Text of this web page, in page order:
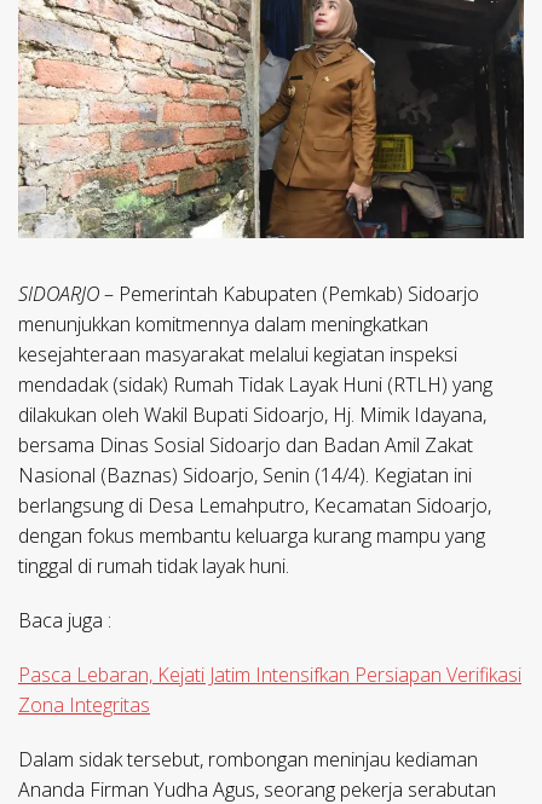
SIDOARJO– Pemerintah Kabupaten (Pemkab) Sidoarjo
menunjukkan komitmennya dalam meningkatkan
kesejahteraan masyarakat melalui kegiatan inspeksi
mendadak (sidak) Rumah Tidak Layak Huni (RTLH) yang
dilakukan oleh Wakil Bupati Sidoarjo, Hj. Mimik Idayana,
bersama Dinas Sosial Sidoarjo dan Badan Amil Zakat
Nasional (Baznas) Sidoarjo, Senin (14/4). Kegiatan ini
berlangsung di Desa Lemahputro, Kecamatan Sidoarjo,
dengan fokus membantu keluarga kurang mampu yang
tinggal di rumah tidak layak huni.
Baca juga :
Pasca Lebaran, Kejati Jatim Intensifkan Persiapan Verifikasi
Zona Integritas
Dalam sidak tersebut, rombongan meninjau kediaman
Ananda Firman Yudha Agus, seorang pekerja serabutan